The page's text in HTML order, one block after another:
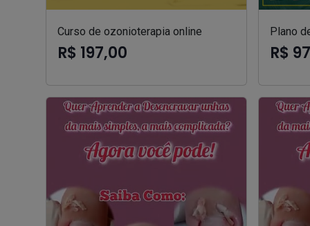
Curso de ozonioterapia online
R$ 197,00
Plano
R$